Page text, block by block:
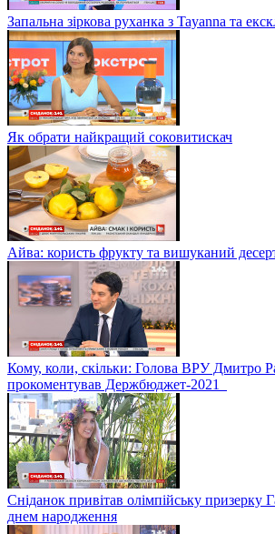
Запальна зіркова руханка з Tayanna та
Як обрати найкращий соковитискач
Айва: користь фрукту та вишуканий
Кому, коли, скільки: Голова ВРУ Дмитро
прокоментував Держбюджет-2021
Сніданок привітав олімпійську призерку
днем народження